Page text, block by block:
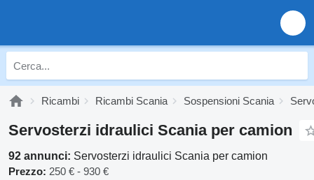
Ricambi Ricambi Scania Sospensioni Scania
Servosterzi idraulici Scania per camion
92 annunci: Servosterzi idraulici Scania per camion
Prezzo: 250 € - 930 €